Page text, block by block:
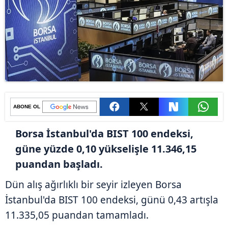
ABONE OL
Borsa İstanbul'da BIST 100 endeksi,
güne yüzde 0,10 yükselişle 11.346,15
puandan başladı.
Dün alış ağırlıklı bir seyir izleyen Borsa
İstanbul'da BIST 100 endeksi, günü 0,43 artışla
11.335,05 puandan tamamladı.